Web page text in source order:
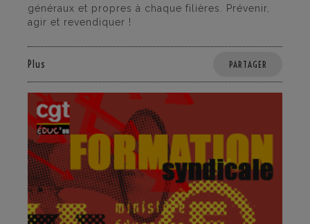
généraux et propres à chaque filières. Prévenir,
agir et revendiquer !
Plus PARTAGER